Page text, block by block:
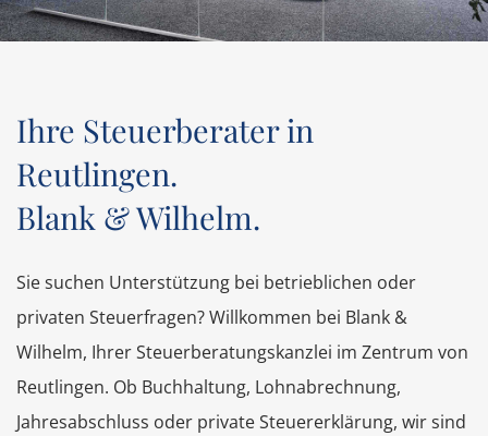
Ihre Steuerberater in
Reutlingen.
Blank & Wilhelm.
Sie suchen Unterstützung bei betrieblichen oder
privaten Steuerfragen? Willkommen bei Blank &
Wilhelm, Ihrer Steuerberatungskanzlei im Zentrum von
Reutlingen. Ob Buchhaltung, Lohnabrechnung,
Jahresabschluss oder private Steuererklärung, wir sind